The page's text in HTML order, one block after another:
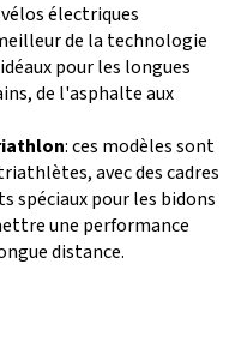
vélos électriques
de la technologie
pour les longues
de l'asphalte aux
: ces modèles sont
avec des cadres
spéciaux pour les bidons
une performance
distance.